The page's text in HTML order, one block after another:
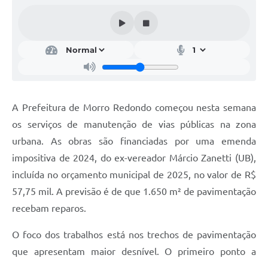
Projetos
Links
R.H
Telefones Úteis
SIC
A Prefeitura de Morro Redondo começou nesta semana
os serviços de manutenção de vias públicas na zona
urbana. As obras são financiadas por uma emenda
impositiva de 2024, do ex-vereador Márcio Zanetti (UB),
incluída no orçamento municipal de 2025, no valor de R$
57,75 mil. A previsão é de que 1.650 m² de pavimentação
recebam reparos.
O foco dos trabalhos está nos trechos de pavimentação
que apresentam maior desnível. O primeiro ponto a